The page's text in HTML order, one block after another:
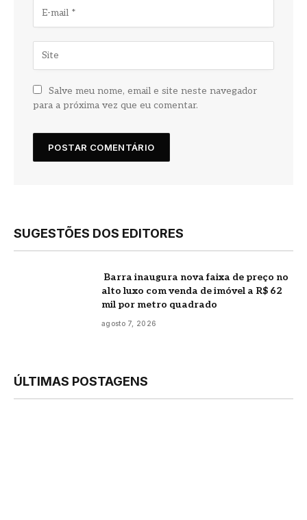
Salve meu nome, email e site neste navegador
para a próxima vez que eu comentar.
SUGESTÕES DOS EDITORES
Barra inaugura nova faixa de preço no
alto luxo com venda de imóvel a R$ 62
mil por metro quadrado
agosto 7, 2026
ÚLTIMAS POSTAGENS